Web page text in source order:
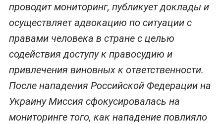
проводит мониторинг, публикует доклады и
осуществляет адвокацию по ситуации с
правами человека в стране с целью
содействия доступу к правосудию и
привлечения виновных к ответственности.
После нападения Российской Федерации на
Украину Миссия сфокусировалась на
мониторинге того, как нападение повлияло